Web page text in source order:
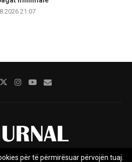
21:07
për të përmirësuar përvojën tuaj.